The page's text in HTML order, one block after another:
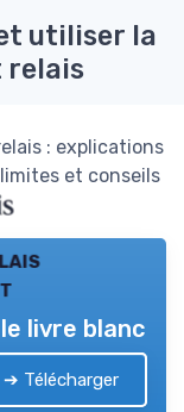
utiliser la
relais
: explications
et conseils
livre blanc
➔ Télécharger